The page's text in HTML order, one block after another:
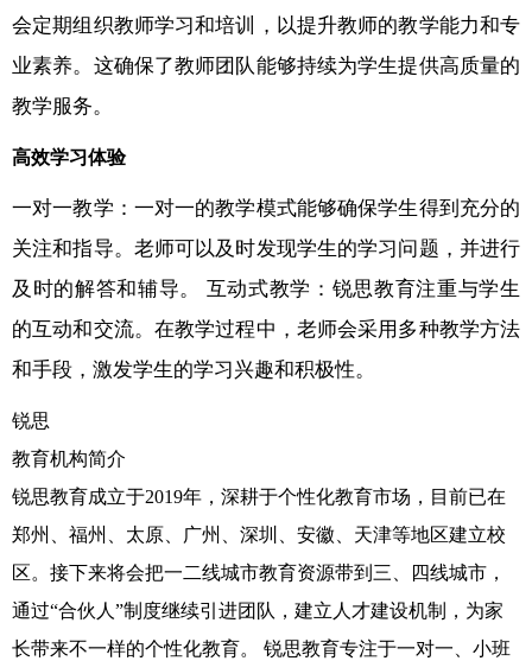
会定期组织教师学习和培训，以提升教师的教学能力和专
业素养。这确保了教师团队能够持续为学生提供高质量的
教学服务。
高效学习体验
一对一教学：一对一的教学模式能够确保学生得到充分的
关注和指导。老师可以及时发现学生的学习问题，并进行
及时的解答和辅导。 互动式教学：锐思教育注重与学生
的互动和交流。在教学过程中，老师会采用多种教学方法
和手段，激发学生的学习兴趣和积极性。
锐思
教育机构简介
锐思教育成立于2019年，深耕于个性化教育市场，目前已在
郑州、福州、太原、广州、深圳、安徽、天津等地区建立校
区。接下来将会把一二线城市教育资源带到三、四线城市，
通过“合伙人”制度继续引进团队，建立人才建设机制，为家
长带来不一样的个性化教育。 锐思教育专注于一对一、小班